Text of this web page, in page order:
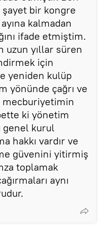
bir kongre
kalmadan
ifade etmiştim.
uzun yıllar süren
için
yeniden kulüp
yönünde çağrı ve
mecburiyetimin
ki yönetim
genel kurul
hakkı vardır ve
güvenini yitirmiş
toplamak
aynı